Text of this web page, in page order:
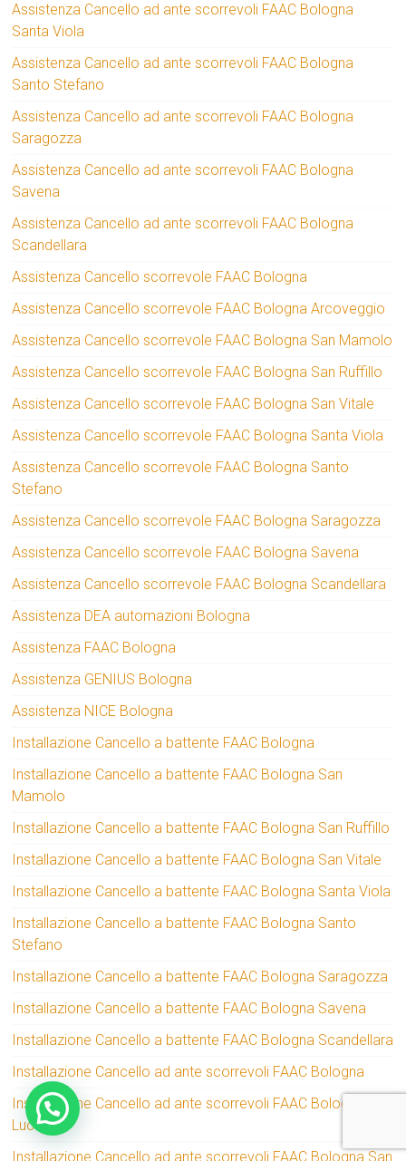
Assistenza Cancello ad ante scorrevoli FAAC Bologna
Santa Viola
Assistenza Cancello ad ante scorrevoli FAAC Bologna
Santo Stefano
Assistenza Cancello ad ante scorrevoli FAAC Bologna
Saragozza
Assistenza Cancello ad ante scorrevoli FAAC Bologna
Savena
Assistenza Cancello ad ante scorrevoli FAAC Bologna
Scandellara
Assistenza Cancello scorrevole FAAC Bologna
Assistenza Cancello scorrevole FAAC Bologna Arcoveggio
Assistenza Cancello scorrevole FAAC Bologna San Mamolo
Assistenza Cancello scorrevole FAAC Bologna San Ruffillo
Assistenza Cancello scorrevole FAAC Bologna San Vitale
Assistenza Cancello scorrevole FAAC Bologna Santa Viola
Assistenza Cancello scorrevole FAAC Bologna Santo
Stefano
Assistenza Cancello scorrevole FAAC Bologna Saragozza
Assistenza Cancello scorrevole FAAC Bologna Savena
Assistenza Cancello scorrevole FAAC Bologna Scandellara
Assistenza DEA automazioni Bologna
Assistenza FAAC Bologna
Assistenza GENIUS Bologna
Assistenza NICE Bologna
Installazione Cancello a battente FAAC Bologna
Installazione Cancello a battente FAAC Bologna San
Mamolo
Installazione Cancello a battente FAAC Bologna San Ruffillo
Installazione Cancello a battente FAAC Bologna San Vitale
Installazione Cancello a battente FAAC Bologna Santa Viola
Installazione Cancello a battente FAAC Bologna Santo
Stefano
Installazione Cancello a battente FAAC Bologna Saragozza
Installazione Cancello a battente FAAC Bologna Savena
Installazione Cancello a battente FAAC Bologna Scandellara
Installazione Cancello ad ante scorrevoli FAAC Bologna
Installazione Cancello ad ante scorrevoli FAAC Bologna San
Luca
Installazione Cancello ad ante scorrevoli FAAC Bologna San